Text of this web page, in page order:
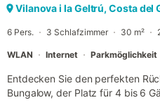
für Mahlzeiten im Freien.
ausgezeichnete
Restaurants und tollen
Vilanova i la Geltrú, Costa del
6 Pers. 3 Schlafzimmer 30 m²
WLAN Internet Parkmöglichkeit
Entdecken Sie den perfekten
Bungalow, der Platz für 4 bis 6